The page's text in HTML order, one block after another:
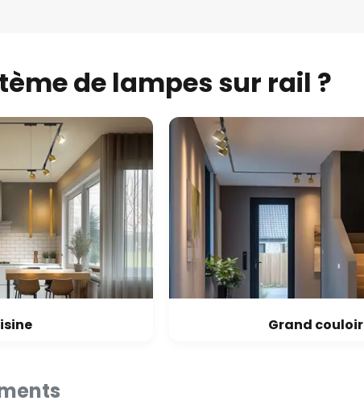
de lampes sur rail ?
Grand couloir